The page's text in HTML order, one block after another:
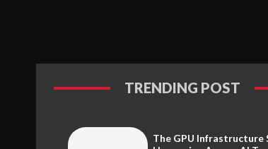
TRENDING POST
The GPU Infrastructure